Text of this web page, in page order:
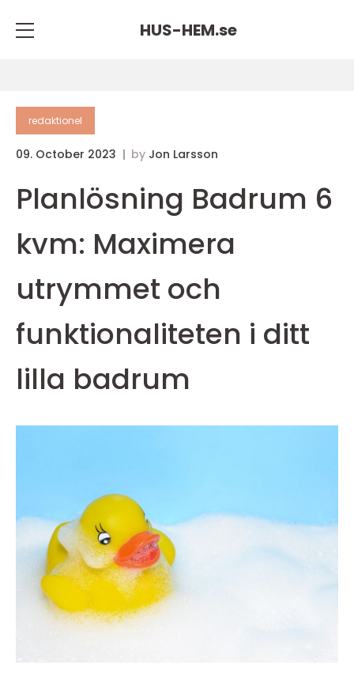
HUS-HEM.se
redaktionel
09. October 2023 by Jon Larsson
Planlösning Badrum 6
kvm: Maximera
utrymmet och
funktionaliteten i ditt
lilla badrum